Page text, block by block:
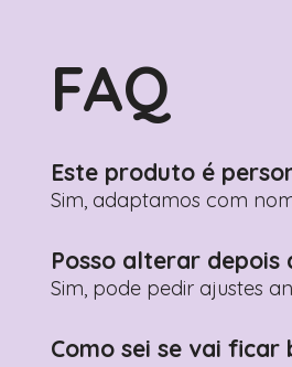
FAQ
Este produto é
Sim, adaptamos com
Posso alterar depois
Sim, pode pedir ajustes
Como sei se vai ficar